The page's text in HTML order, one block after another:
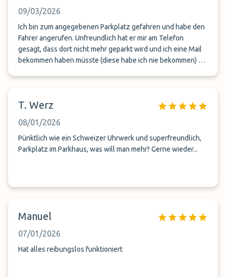
09/03/2026
Ich bin zum angegebenen Parkplatz gefahren und habe den
Fahrer angerufen. Unfreundlich hat er mir am Telefon
gesagt, dass dort nicht mehr geparkt wird und ich eine Mail
bekommen haben müsste (diese habe ich nie bekommen) mit
hat alles super geklappt!
T. Werz
08/01/2026
Pünktlich wie ein Schweizer Uhrwerk und superfreundlich,
Parkplatz im Parkhaus, was will man mehr? Gerne wieder...
Manuel
07/01/2026
Hat alles reibungslos funktioniert